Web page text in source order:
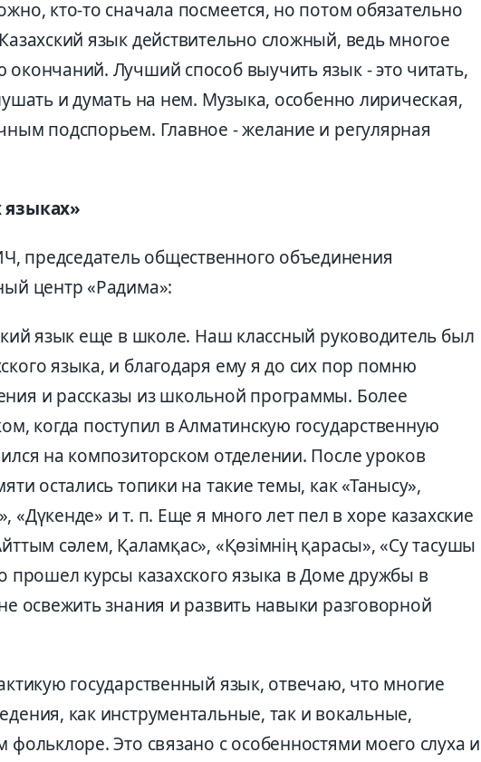
кто-то сначала посмеется, но потом обязательно
язык действительно сложный, ведь многое
Лучший способ выучить язык - это читать,
и думать на нем. Музыка, особенно лирическая,
подспорьем. Главное - желание и регулярная
председатель общественного объединения
центр «Радима»:
язык еще в школе. Наш классный руководитель был
языка, и благодаря ему я до сих пор помню
и рассказы из школьной программы. Более
когда поступил в Алматинскую государственную
на композиторском отделении. После уроков
остались топики на такие темы, как «Танысу»,
и т. п. Еще я много лет пел в хоре казахские
сәлем, Қаламқас», «Қөзімнің қарасы», «Су тасушы
прошел курсы казахского языка в Доме дружбы в
освежить знания и развить навыки разговорной
государственный язык, отвечаю, что многие
как инструментальные, так и вокальные,
фольклоре. Это связано с особенностями моего слуха и